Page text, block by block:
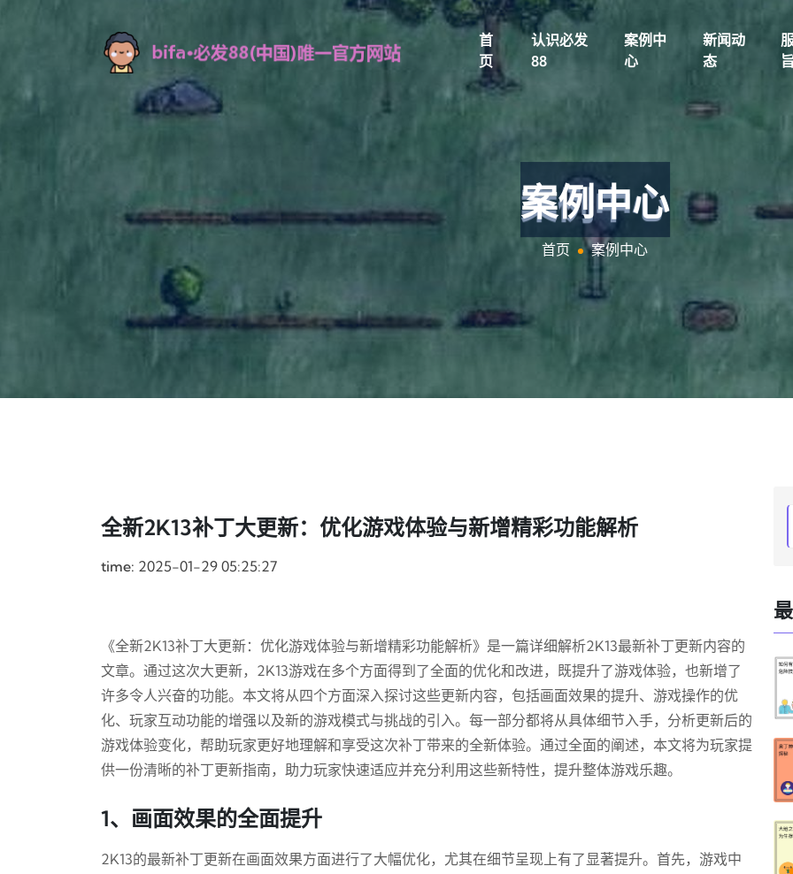
首
页
认识必发
88
案例中
心
新闻动
态
旨
案例中心
首页 案例中心
全新2K13补丁大更新：优化游戏体验与新增精彩功能解析
time: 2025-01-29 05:25:27
《全新2K13补丁大更新：优化游戏体验与新增精彩功能解析》是一篇详细解析2K13最新补丁更新内容的
文章。通过这次大更新，2K13游戏在多个方面得到了全面的优化和改进，既提升了游戏体验，也新增了
许多令人兴奋的功能。本文将从四个方面深入探讨这些更新内容，包括画面效果的提升、游戏操作的优
化、玩家互动功能的增强以及新的游戏模式与挑战的引入。每一部分都将从具体细节入手，分析更新后的
游戏体验变化，帮助玩家更好地理解和享受这次补丁带来的全新体验。通过全面的阐述，本文将为玩家提
供一份清晰的补丁更新指南，助力玩家快速适应并充分利用这些新特性，提升整体游戏乐趣。
1、画面效果的全面提升
2K13的最新补丁更新在画面效果方面进行了大幅优化，尤其在细节呈现上有了显著提升。首先，游戏中